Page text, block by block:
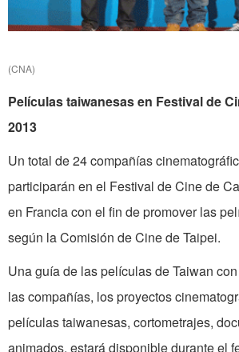
(CNA)
Películas taiwanesas en Festival de
2013
Un total de 24 compañías
participarán en el Festival de Cine de
en Francia con el fin de promover las
según la Comisión de Cine de Taipei.
Una guía de las películas de Taiwan
las compañías, los proyectos
películas taiwanesas, cortometrajes,
animados, estará disponible durante el